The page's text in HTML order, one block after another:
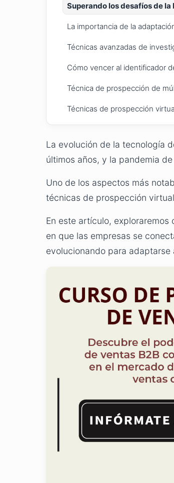
Superando los desafíos de
La importancia de la
Técnicas avanzadas de
Cómo vencer al identificador
Técnica de prospección de
Técnicas de prospección
La evolución de la tecnología
últimos años, y la pandemia
Uno de los aspectos más
técnicas de prospección
En este artículo,
en que las empresas se
evolucionando para adaptarse